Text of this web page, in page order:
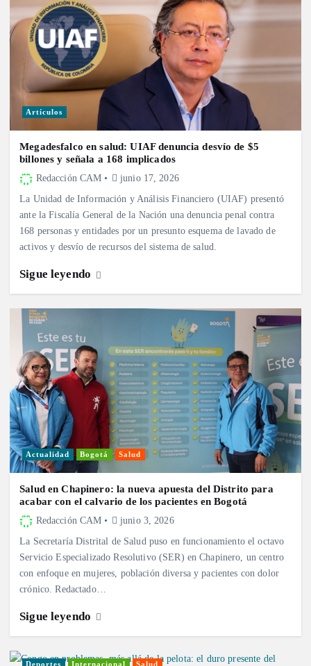
Artículos
Megadesfalco en salud: UIAF denuncia desvío de $5
billones y señala a 168 implicados
Redacción CAM junio 17, 2026
La Unidad de Información y Análisis Financiero (UIAF) presentó
ante la Fiscalía General de la Nación una denuncia penal contra
168 personas y entidades por un presunto esquema de lavado de
activos y desvío de recursos del sistema de salud.
Sigue leyendo
Actualidad Bogotá Salud
Salud en Chapinero: la nueva apuesta del Distrito para
acabar con el calvario de los pacientes en Bogotá
Redacción CAM junio 3, 2026
La Secretaría Distrital de Salud puso en funcionamiento el octavo
Servicio Especializado Resolutivo (SER) en Chapinero, un centro
con enfoque en mujeres, población diversa y pacientes con dolor
crónico. Redactado…
Sigue leyendo
Deportes Internacional Salud